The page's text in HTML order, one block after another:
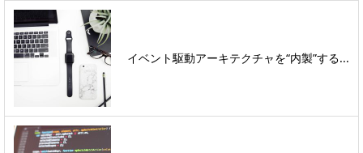
イベント駆動アーキテクチャを“内製”する...